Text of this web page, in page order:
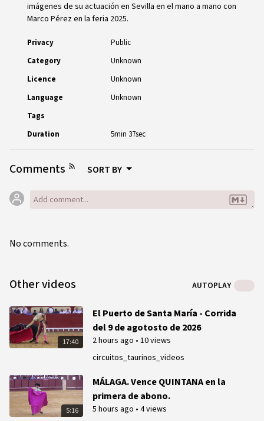
imágenes de su actuación en Sevilla en el mano a mano con
Marco Pérez en la feria 2025.
Privacy
Public
Category
Unknown
Licence
Unknown
Language
Unknown
Tags
Duration
5min 37sec
Comments SORT BY
No comments.
Other videos AUTOPLAY
17:40
circuitos_taurinos_videos
El Puerto de Santa María - Corrida
del 9 de agotosto de 2026
2 hours ago • 10 views
5:16
MÁLAGA. Vence QUINTANA en la
primera de abono.
5 hours ago • 4 views